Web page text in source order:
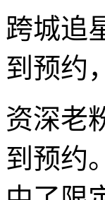
跨城追
到预约
资深老
到预约